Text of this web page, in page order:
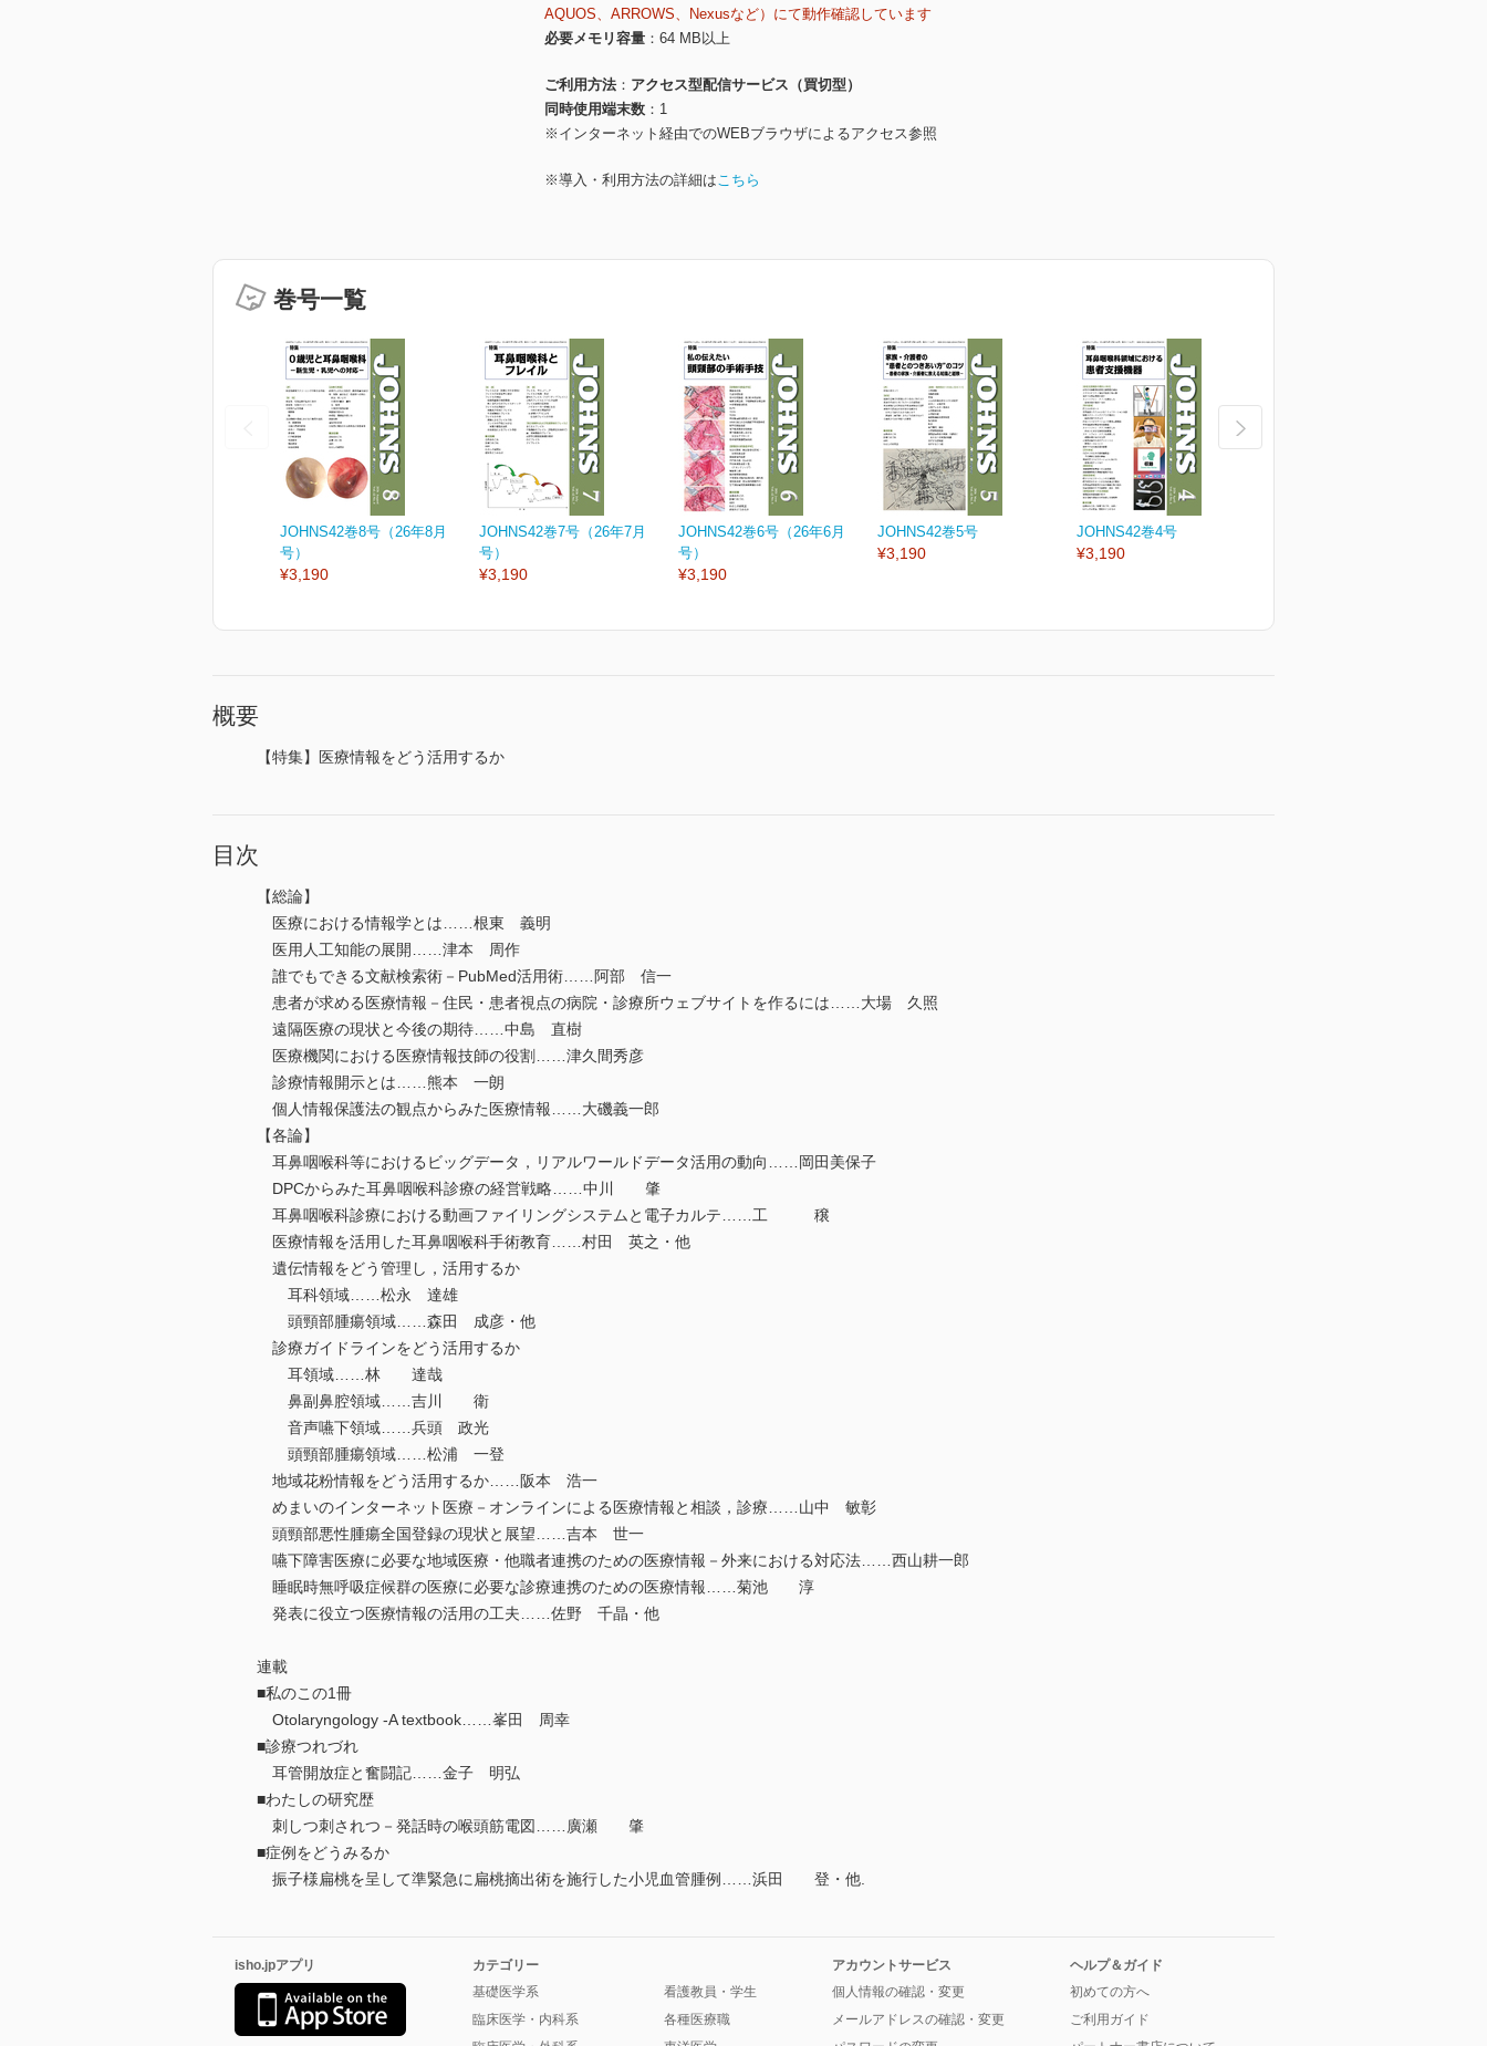
AQUOS、ARROWS、Nexusなど）にて動作確認しています
必要メモリ容量
64 MB以上
ご利用方法
アクセス型配信サービス（買切型）
同時使用端末数
1
※インターネット経由でのWEBブラウザによるアクセス参照
※導入・利用方法の詳細はこちら
巻号一覧
JOHNS42巻8号（26年8月
号）
¥3,190
JOHNS42巻7号（26年7月
号）
¥3,190
JOHNS42巻6号（26年6月
号）
¥3,190
JOHNS42巻5号
¥3,190
JOHNS42巻4号
¥3,190
概要
【特集】医療情報をどう活用するか
目次
【総論】
医療における情報学とは……根東 義明
医用人工知能の展開……津本 周作
誰でもできる文献検索術－PubMed活用術……阿部 信一
患者が求める医療情報－住民・患者視点の病院・診療所ウェブサイトを作るには……大場 久照
遠隔医療の現状と今後の期待……中島 直樹
医療機関における医療情報技師の役割……津久間秀彦
診療情報開示とは……熊本 一朗
個人情報保護法の観点からみた医療情報……大磯義一郎
【各論】
耳鼻咽喉科等におけるビッグデータ，リアルワールドデータ活用の動向……岡田美保子
DPCからみた耳鼻咽喉科診療の経営戦略……中川 肇
耳鼻咽喉科診療における動画ファイリングシステムと電子カルテ……工 穣
医療情報を活用した耳鼻咽喉科手術教育……村田 英之・他
遺伝情報をどう管理し，活用するか
耳科領域……松永 達雄
頭頸部腫瘍領域……森田 成彦・他
診療ガイドラインをどう活用するか
耳領域……林 達哉
鼻副鼻腔領域……吉川 衛
音声嚥下領域……兵頭 政光
頭頸部腫瘍領域……松浦 一登
地域花粉情報をどう活用するか……阪本 浩一
めまいのインターネット医療－オンラインによる医療情報と相談，診療……山中 敏彰
頭頸部悪性腫瘍全国登録の現状と展望……吉本 世一
嚥下障害医療に必要な地域医療・他職者連携のための医療情報－外来における対応法……西山耕一郎
睡眠時無呼吸症候群の医療に必要な診療連携のための医療情報……菊池 淳
発表に役立つ医療情報の活用の工夫……佐野 千晶・他
連載
■私のこの1冊
Otolaryngology -A textbook……峯田 周幸
■診療つれづれ
耳管開放症と奮闘記……金子 明弘
■わたしの研究歴
刺しつ刺されつ－発話時の喉頭筋電図……廣瀬 肇
■症例をどうみるか
振子様扁桃を呈して準緊急に扁桃摘出術を施行した小児血管腫例……浜田 登・他.
isho.jpアプリ
カテゴリー
基礎医学系
臨床医学・内科系
看護教員・学生
各種医療職
アカウントサービス
個人情報の確認・変更
メールアドレスの確認・変更
ヘルプ＆ガイド
初めての方へ
ご利用ガイド